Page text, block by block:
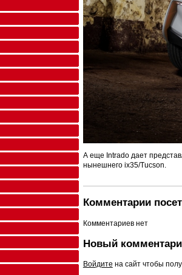
А еще Intrado дает
нынешнего ix35/Tucson.
Комментарии
Комментариев нет
Новый
Войдите на сайт чтобы